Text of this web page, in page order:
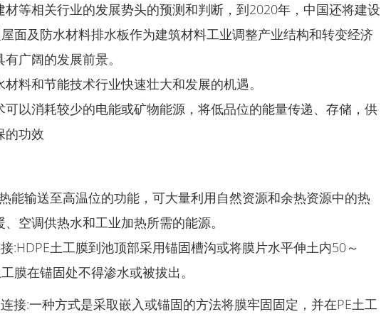
等相关行业的发展势头的预测和判断，到2020年，中国还将建设
面及防水材料排水板作为建筑材料工业调整产业结构和转变经济
广阔的发展前景。
料和节能技术行业快速壮大和发展的机遇。
以消耗较少的电能或矿物能源，将低品位的能量传递、存储，供
的功效
能输送至高温位的功能，可大量利用自然资源和余热资源中的热
空调供热水和工业加热所需的能源。
:HDPE土工膜到池顶部采用锚固槽沟或将膜片水平伸土内50～
膜在锚固处不得渗水或被拔出。
接:一种方式是采取嵌入或锚固的方法将膜牢固固定，并在PE土工